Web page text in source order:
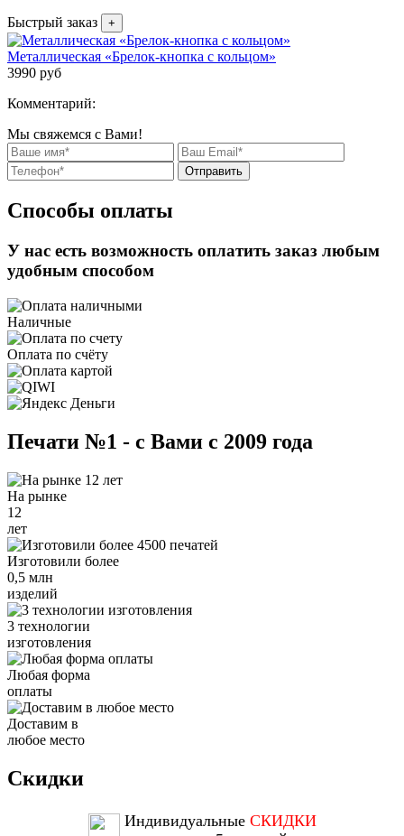
Быстрый заказ +
Металлическая «Брелок-кнопка с кольцом»
3990 руб
Комментарий:
Мы свяжемся с Вами!
Отправить
Способы оплаты
У нас есть возможность оплатить заказ любым
удобным способом
Наличные
Оплата по счёту
Печати №1 - с Вами с 2009 года
На рынке
12
лет
Изготовили более
0,5 млн
изделий
3 технологии
изготовления
Любая форма
оплаты
Доставим в
любое место
Скидки
Индивидуальные СКИДКИ